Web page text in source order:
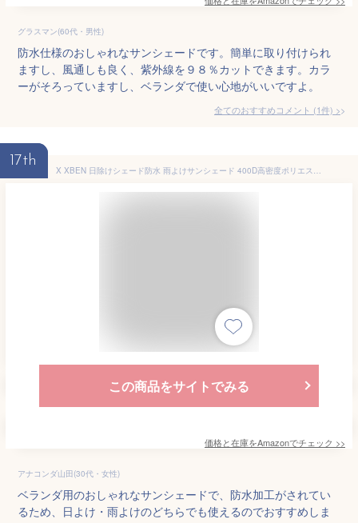
グラスマン(60代・男性)
防水仕様のおしゃれなサンシェードです。簡単に取り付けられ
ますし、風通しも良く、紫外線を９８％カットできます。カラ
ーがそろっていますし、ベランダで使い心地がいいですよ。
全てのおすすめコメント (1件) >
17th
X XBEN 日除けシェード防水 雨よけサンシェード 400D高密度ポリエステル 2層撥水 PU塗装 接合部水漏れ防止 D形金具 テントクリップ付き 強度UP UV紫外線カット 暑さ対策 目隠しシェード ベランダ 撥水シェード／庭用タープ／ 屋外／庭先／デッキ ／クールシェード／廊下／庭下／天台／ パーゴラ／ キャンプ ／野外活動対応 簡単設置 適格請求書発行可 2*2.5Ｍ
この商品をサイトでみる
価格と在庫をAmazonでチェック >>
アナコンダ山田(30代・女性)
ベランダ用のおしゃれなサンシェードで、防水加工がされてい
るため、日よけ・雨よけのどちらでも使えるのでおすすめしま